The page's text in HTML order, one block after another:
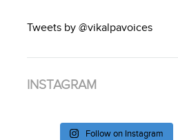
Tweets by @vikalpavoices
INSTAGRAM
Follow on Instagram